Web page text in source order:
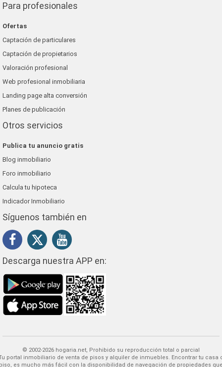
Para profesionales
Ofertas
Captación de particulares
Captación de propietarios
Valoración profesional
Web profesional inmobiliaria
Landing page alta conversión
Planes de publicación
Otros servicios
Publica tu anuncio gratis
Blog inmobiliario
Foro inmobiliario
Calcula tu hipoteca
Indicador Inmobiliario
Síguenos también en
Descarga nuestra APP en:
© 2002-2026 hogaria.net, Prohibido su reproducción total o parcial
Encontrar tu casa o
es mucho más fácil con la disponibilidad de navegación de propiedades